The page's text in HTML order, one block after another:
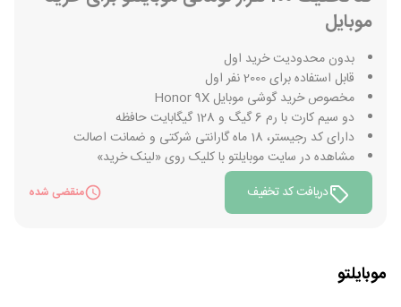
موبایل
بدون محدودیت خرید اول
قابل استفاده برای 2000 نفر اول
مخصوص خرید گوشی موبایل Honor 9X
دو سیم کارت با رم 6 گیگ و 128 گیگابایت حافظه
دارای کد رجیستر، 18 ماه گارانتی شرکتی و ضمانت اصالت
مشاهده در سایت موبایلتو با کلیک روی «لینک خرید»
دریافت کد تخفیف
منقضی شده
موبایلتو